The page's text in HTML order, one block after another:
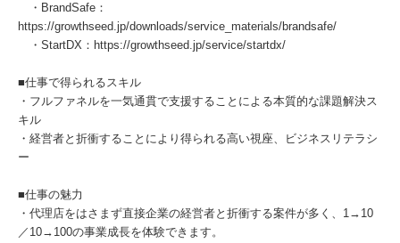
・BrandSafe：
https://growthseed.jp/downloads/service_materials/brandsafe/
・StartDX：https://growthseed.jp/service/startdx/
■仕事で得られるスキル
・フルファネルを一気通貫で支援することによる本質的な課題解決ス
キル
・経営者と折衝することにより得られる高い視座、ビジネスリテラシ
ー
■仕事の魅力
・代理店をはさまず直接企業の経営者と折衝する案件が多く、1→10
／10→100の事業成長を体験できます。